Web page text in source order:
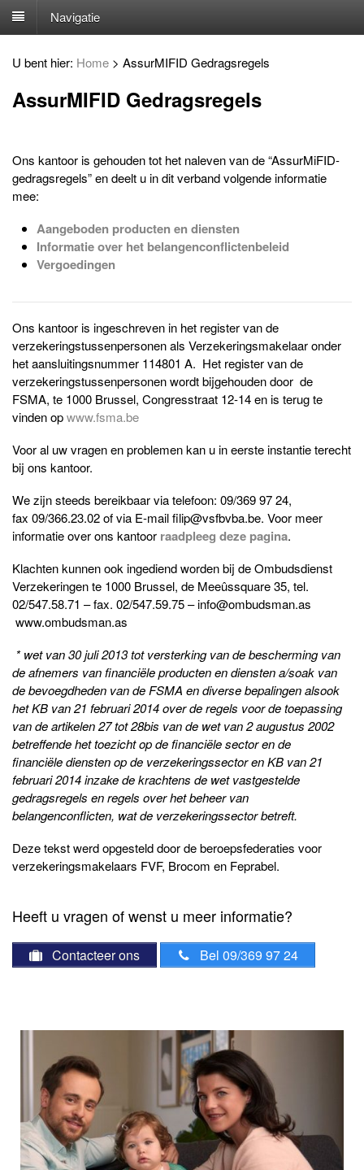
Navigatie
U bent hier: Home > AssurMIFID Gedragsregels
AssurMIFID Gedragsregels
Ons kantoor is gehouden tot het naleven van de “AssurMiFID-
gedragsregels” en deelt u in dit verband volgende informatie
mee:
Aangeboden producten en diensten
Informatie over het belangenconflictenbeleid
Vergoedingen
Ons kantoor is ingeschreven in het register van de
verzekeringstussenpersonen als Verzekeringsmakelaar onder
het aansluitingsnummer 114801 A. Het register van de
verzekeringstussenpersonen wordt bijgehouden door de
FSMA, te 1000 Brussel, Congresstraat 12-14 en is terug te
vinden opwww.fsma.be
Voor al uw vragen en problemen kan u in eerste instantie terecht
bij ons kantoor.
We zijn steeds bereikbaar via telefoon: 09/369 97 24,
fax 09/366.23.02 of via E-mail filip@vsfbvba.be. Voor meer
informatie over ons kantoor raadpleeg deze pagina.
Klachten kunnen ook ingediend worden bij de Ombudsdienst
Verzekeringen te 1000 Brussel, de Meeûssquare 35, tel.
02/547.58.71 – fax. 02/547.59.75 – info@ombudsman.as
www.ombudsman.as
* wet van 30 juli 2013 tot versterking van de bescherming van
de afnemers van financiële producten en diensten a/soak van
de bevoegdheden van de FSMA en diverse bepalingen alsook
het KB van 21 februari 2014 over de regels voor detoepassing
van de artikelen 27 tot 28bis van de wet van 2 augustus 2002
betreffende het toezicht op de financiële sector en de
financiële diensten op de verzekeringssector en KB van 21
februari 2014 inzake de krachtens de wet vastgestelde
gedragsregels en regels over het beheer van
belangenconflicten, wat de verzekeringssector betreft.
Deze tekst werd opgesteld door de beroepsfederaties voor
verzekeringsmakelaars FVF, Brocom en Feprabel.
Heeft u vragen of wenst u meer informatie?
Contacteer ons Bel 09/369 97 24